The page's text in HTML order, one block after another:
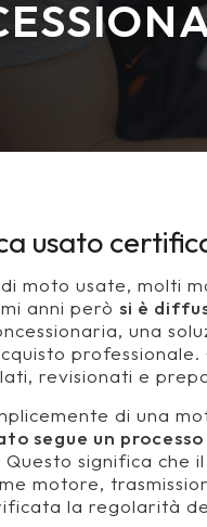
usato
moto usate, molti
anni però si è
una
revisionati e
di una
segue un
Questo significa che
motore,
la regolarità